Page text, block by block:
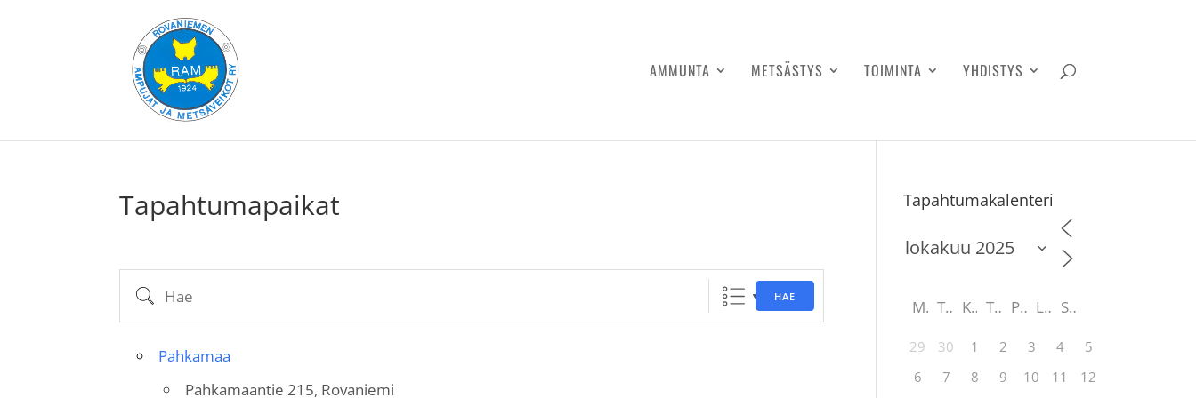
AMMUNTA METSÄSTYS TOIMINTA YHDISTYS
Tapahtumapaikat
Hae HAE
Pahkamaa
Pahkamaantie 215, Rovaniemi
Tapahtumakalenteri
M T K T P L S
29 30 1 2 3 4
5
6
7 8 9 10 11
12